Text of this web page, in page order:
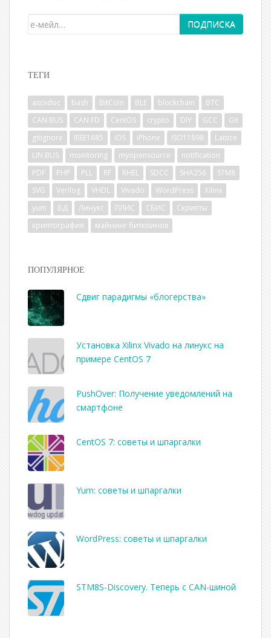
ТЕГИ
asciidoc bash BitCoin BLE blockchain
BTC
CAN BUS
CAN FD CentOS crypto DIY GCC
Git
gitignore
IEEE1685 iOS iPhone ISO11898
Lattice
LIN BUS
monitoring myopensource
notification
PDF
PHP PLL RF RHEL SDCC SHA256
STM8
SVG
Verilog VHDL Vivado WordPress
Xilinx
yum
БД Линукс ПЛИС СБИС
Скрипты
криптография
майнинг биткоинов
ПОПУЛЯРНОЕ
Сдвиг парадигмы «блогерства»
Установка Xilinx Vivado на линукс на
примере CentOS 7
PushOver: Получение уведомлений на
смартфоне
CentOS 7: советы и шпаргалки
Yum: советы и шпаргалки
WordPress: советы и шпаргалки
STM8S-Discovery. Теперь с CAN-шиной